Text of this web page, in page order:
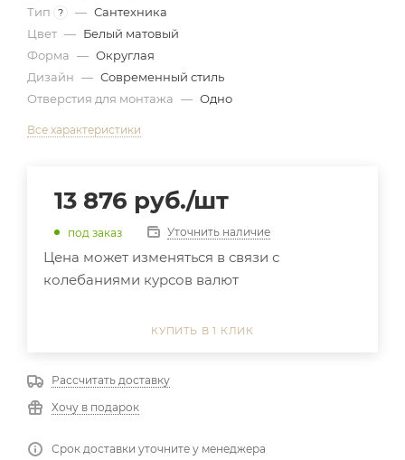
Тип
? — Сантехника
Цвет — Белый матовый
Форма — Округлая
Дизайн — Современный стиль
Отверстия для монтажа — Одно
Все характеристики
13 876 руб./шт
под заказ Уточнить наличие
Цена может изменяться в связи с
колебаниями курсов валют
КУПИТЬ В 1 КЛИК
Рассчитать доставку
Хочу в подарок
Срок доставки уточните у менеджера